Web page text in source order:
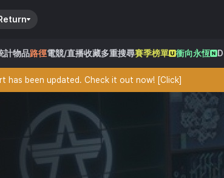
計物品路徑電競/直播收藏多重搜尋賽季榜單 衝向永恆
has been updated. Check it out now! [Click]